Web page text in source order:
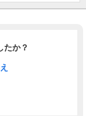
たか？